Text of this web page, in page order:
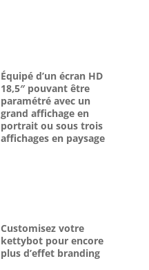
Équipé d’un écran HD
18,5″ pouvant être
paramétré avec un
grand affichage en
portrait ou sous trois
affichages en paysage
Customisez votre
kettybot pour encore
plus d’effet branding